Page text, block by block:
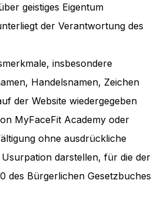
geistiges Eigentum
der Verantwortung des
insbesondere
Handelsnamen, Zeichen
der Website wiedergegeben
MyFaceFit Academy oder
ohne ausdrückliche
darstellen, für die der
des Bürgerlichen Gesetzbuches